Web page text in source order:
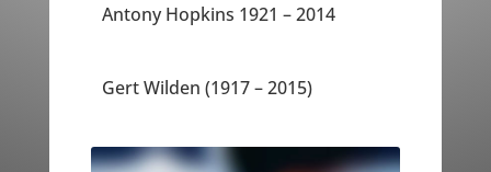
Antony Hopkins 1921 – 2014
Gert Wilden (1917 – 2015)